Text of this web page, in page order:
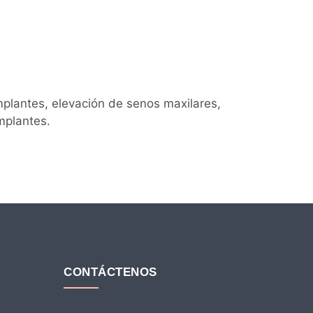
elevación de senos maxilares,
CONTÁCTENOS